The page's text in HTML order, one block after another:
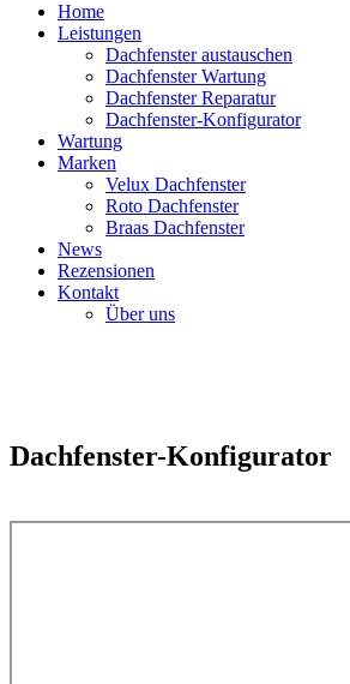
Home
Leistungen
Dachfenster austauschen
Dachfenster Wartung
Dachfenster Reparatur
Dachfenster-Konfigurator
Wartung
Marken
Velux Dachfenster
Roto Dachfenster
Braas Dachfenster
News
Rezensionen
Kontakt
Über uns
Dachfenster-Konfigurator